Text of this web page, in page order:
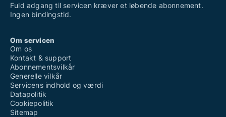
Fuld adgang til servicen kræver et løbende abonnement.
Ingen bindingstid.
Om servicen
Om os
Kontakt & support
Abonnementsvilkår
Generelle vilkår
Servicens indhold og værdi
Datapolitik
Cookiepolitik
Sitemap